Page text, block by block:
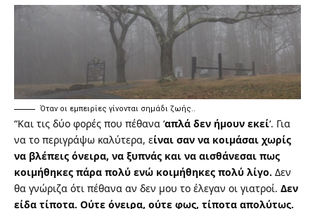
Όταν οι εμπειρίες γίνονται σημάδι ζωής..
“Και τις δύο φορές που πέθανα ‘απλά δεν ήμουν εκεί‘. Για
να το περιγράψω καλύτερα, είναι σαν να κοιμάσαι χωρίς
να βλέπεις όνειρα, να ξυπνάς και να αισθάνεσαι πως
κοιμήθηκες πάρα πολύ ενώ κοιμήθηκες πολύ λίγο. Δεν
θα γνώριζα ότι πέθανα αν δεν μου το έλεγαν οι γιατροί. Δεν
είδα τίποτα. Ούτε όνειρα, ούτε φως, τίποτα απολύτως.